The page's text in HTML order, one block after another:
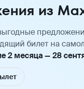
из
билет на
месяца — 28